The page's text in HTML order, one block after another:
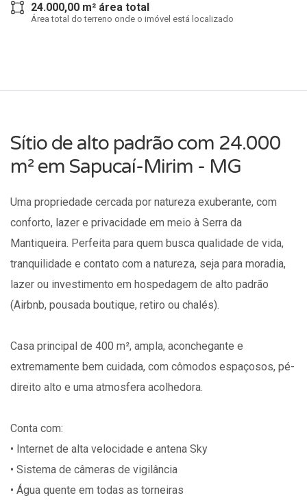
24.000,00 m² área total
Área total do terreno onde o imóvel está localizado
Sítio de alto padrão com 24.000
m² em Sapucaí-Mirim - MG
Uma propriedade cercada por natureza exuberante, com
conforto, lazer e privacidade em meio à Serra da
Mantiqueira. Perfeita para quem busca qualidade de vida,
tranquilidade e contato com a natureza, seja para moradia,
lazer ou investimento em hospedagem de alto padrão
(Airbnb, pousada boutique, retiro ou chalés).
Casa principal de 400 m², ampla, aconchegante e
extremamente bem cuidada, com cômodos espaçosos, pé-
direito alto e uma atmosfera acolhedora.
Conta com:
• Internet de alta velocidade e antena Sky
• Sistema de câmeras de vigilância
• Água quente em todas as torneiras